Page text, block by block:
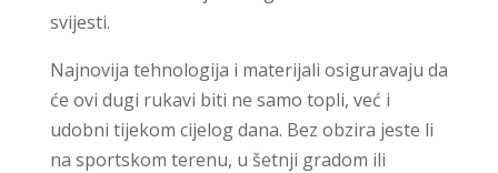
svijesti.
Najnovija tehnologija i materijali osiguravaju da
će ovi dugi rukavi biti ne samo topli, već i
udobni tijekom cijelog dana. Bez obzira jeste li
na sportskom terenu, u šetnji gradom ili